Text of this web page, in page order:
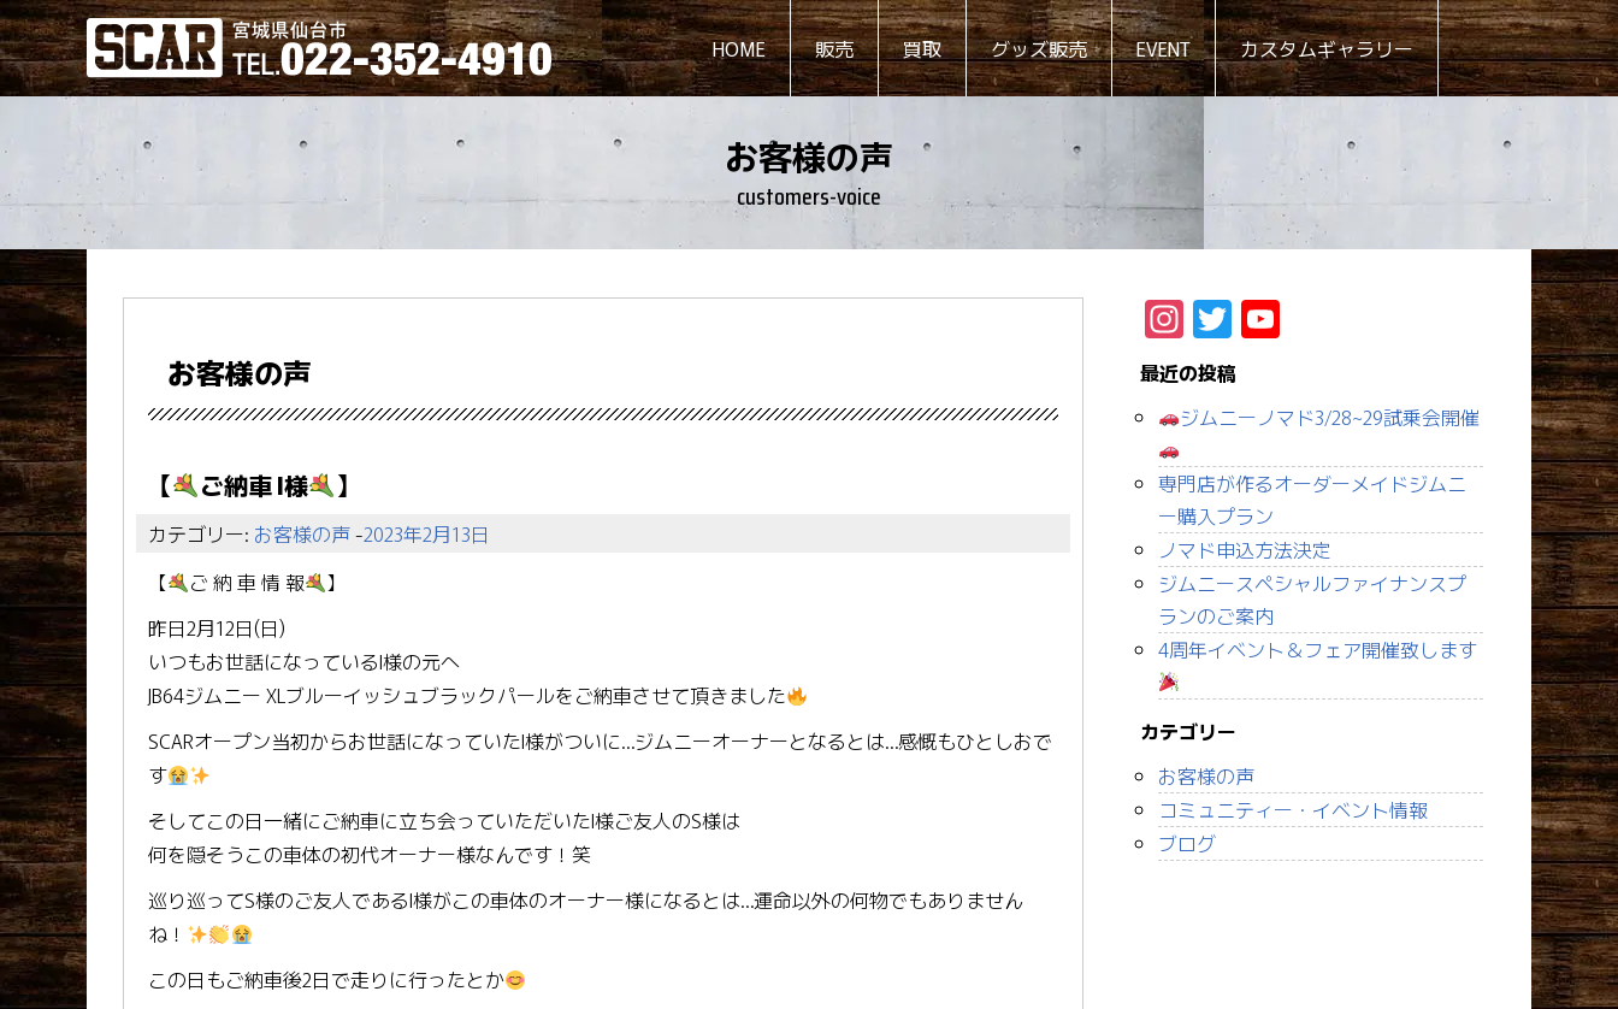
HOME 販売 買取 グッズ販売 EVENT カスタムギャラリー
お客様の声
customers-voice
お客様の声
【 ご納車 I様 】
カテゴリー: お客様の声-2023年2月13日
【
ご 納 車 情 報
】
昨日2月12日(日)
いつもお世話になっているI様の元へ
JB64ジムニー XLブルーイッシュブラックパールをご納車させて頂きました
SCARオープン当初からお世話になっていたI様がついに…ジムニーオーナーとなるとは…感慨もひとしおで
す
そしてこの日一緒にご納車に立ち会っていただいたI様ご友人のS様は
何を隠そうこの車体の初代オーナー様なんです！笑
巡り巡ってS様のご友人であるI様がこの車体のオーナー様になるとは…運命以外の何物でもありません
ね！
この日もご納車後2日で走りに行ったとか
Instagram
Twitter
最近の投稿
ジムニーノマド3/28~29試乗会開催
専門店が作るオーダーメイドジムニ
ー購入プラン
ノマド申込方法決定
ジムニースペシャルファイナンスプ
ランのご案内
4周年イベント＆フェア開催致します
カテゴリー
お客様の声
コミュニティー・イベント情報
ブログ